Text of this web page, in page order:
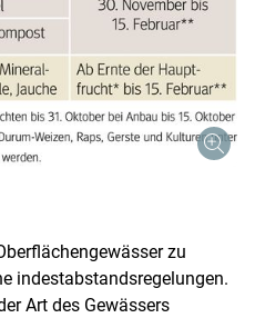
zu
indestabstandsregelungen.
Art des Gewässers